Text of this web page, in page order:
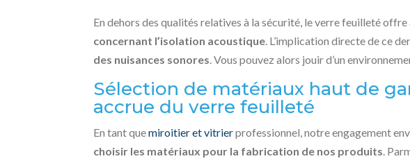
En dehors des qualités relatives à la sécurité, le verre feuilleté offre
concernant l’isolation acoustique. L’implication directe de ce
des nuisances sonores. Vous pouvez alors jouir d’un
Sélection de matériaux haut de
accrue du verre feuilleté
En tant quemiroitier et vitrierprofessionnel, notre engagement
choisir les matériaux pour la fabrication de nos produits.